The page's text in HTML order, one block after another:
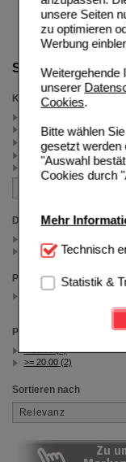
unsere Seiten
zu optimieren
Werbung
Weitergehende
unserer
Cookies.
Bitte wählen
gesetzt werden
"Auswahl
Cookies durch
Mehr
Technisch
Website
Kundenkonto),
werden kann.
beispielsweise
anzupassen.
auch auf Ihre
anzuzeigen
betreiben.
Technisch
Statistik &
Suche verfeinern
Kategorien
Cetaphil (4)
trockene Haut (3)
Urea (2)
Excipial (2)
Darreichungsform
Lotion (4)
Packungsgröße
Preis
< 20.00 (4)
>= 20.00 (2)
Sortieren nach